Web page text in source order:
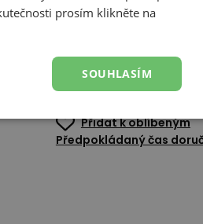
Detaily produktu
Zobrazit všechny
Zadat dotaz k
Přidat k oblíbeným
Předpokládaný čas
prosím klikněte na
SOUHLASÍM